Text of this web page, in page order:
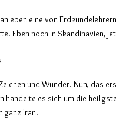
eben eine von Erdkundelehrern
Eben noch in Skandinavien,
und Wunder. Nun, das
handelte es sich um die
ganz Iran.